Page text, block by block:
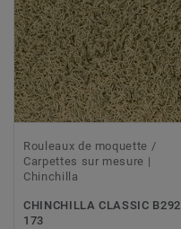
Rouleaux de moquette /
Carpettes sur mesure |
Chinchilla
CHINCHILLA CLASSIC B292
173